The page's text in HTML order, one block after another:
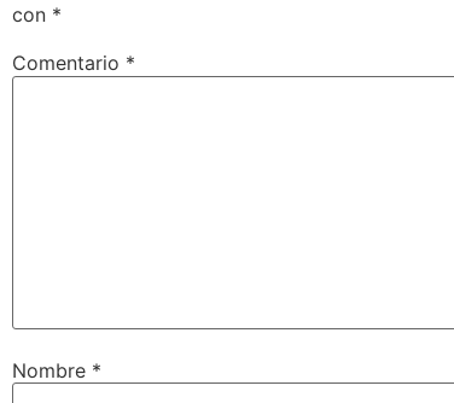
con *
Comentario *
Nombre *